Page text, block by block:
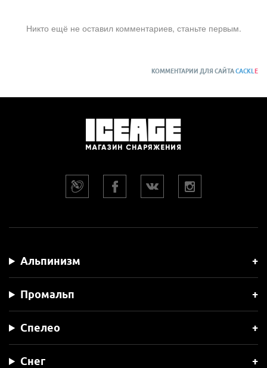
Никто ещё не оставил комментариев, станьте первым.
КОММЕНТАРИИ ДЛЯ САЙТАCACKLE
Альпинизм
Промальп
Спелео
Снег